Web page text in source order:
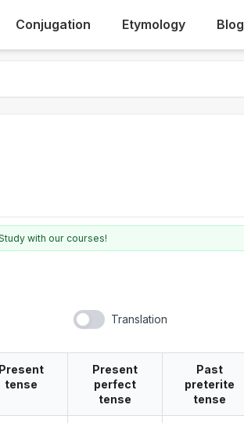
Conjugation Etymology Blog
with our courses!
Translation
Present
tense
Present
perfect
tense
Past
preterite
tense